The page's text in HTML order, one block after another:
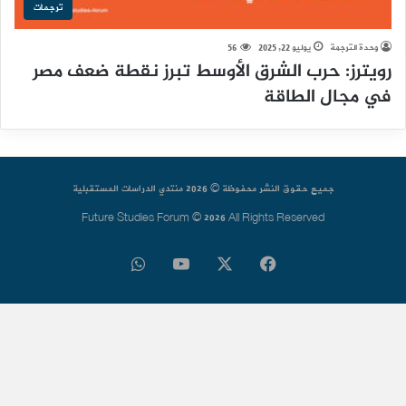
ترجمات
وحدة الترجمة يوليو 22, 2025 56
رويترز: حرب الشرق الأوسط تبرز نقطة ضعف مصر
في مجال الطاقة
جميع حقوق النشر محفوظة © 2026 منتدي الدراسات المستقبلية
Future Studies Forum © 2026 All Rights Reserved
فيسبوك ‫YouTube